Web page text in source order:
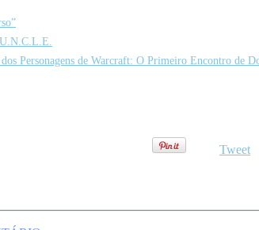
Personagens de Warcraft: O Primeiro Encontro de
Tweet